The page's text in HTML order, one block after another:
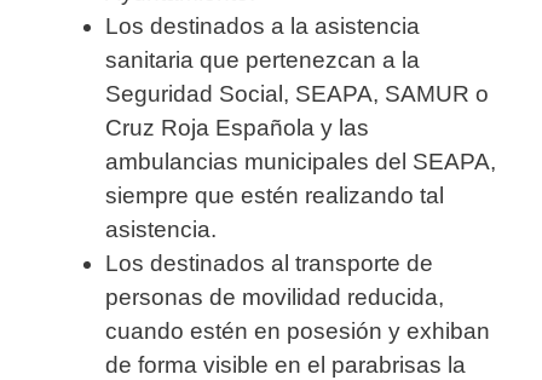
Los destinados a la asistencia
sanitaria que pertenezcan a la
Seguridad Social, SEAPA, SAMUR o
Cruz Roja Española y las
ambulancias municipales del SEAPA,
siempre que estén realizando tal
asistencia.
Los destinados al transporte de
personas de movilidad reducida,
cuando estén en posesión y exhiban
de forma visible en el parabrisas la